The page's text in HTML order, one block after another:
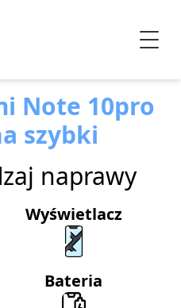
Note 10pro
szybki
naprawy
Wyświetlacz
Bateria